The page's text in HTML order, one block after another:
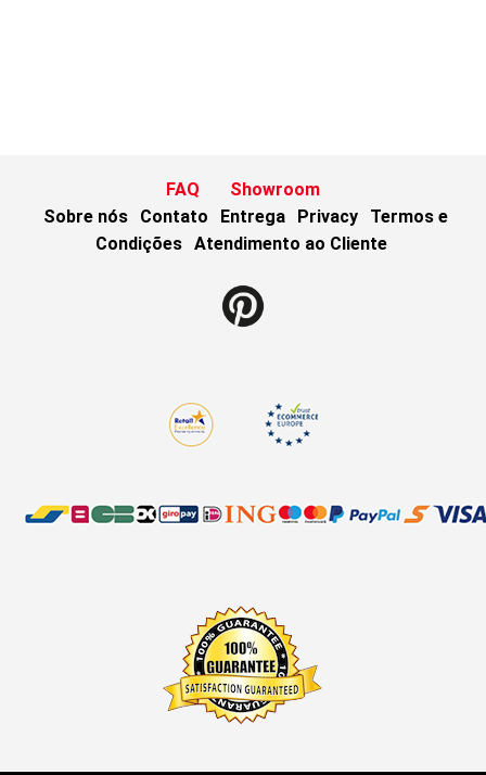
FAQ
Showroom
Sobre nós
Contato Entrega Privacy
Termos e
Condições
Atendimento ao Cliente